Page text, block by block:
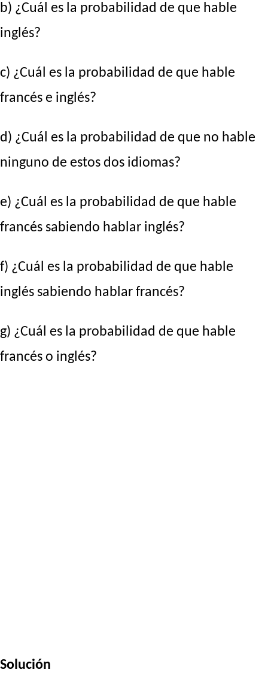
b) ¿Cuál es la probabilidad de que hable
inglés?
c) ¿Cuál es la probabilidad de que hable
francés e inglés?
d) ¿Cuál es la probabilidad de que no hable
ninguno de estos dos idiomas?
e) ¿Cuál es la probabilidad de que hable
francés sabiendo hablar inglés?
f) ¿Cuál es la probabilidad de que hable
inglés sabiendo hablar francés?
g) ¿Cuál es la probabilidad de que hable
francés o inglés?
Solución